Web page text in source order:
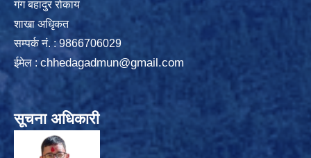
गंग बहादुर रोकाय
शाखा अधिृकत
सम्पर्क न‌ं. : 9866706029
ईमेल : chhedagadmun@gmail.com
सूचना अधिकारी